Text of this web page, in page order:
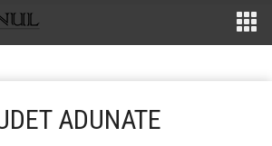
ADUNATE